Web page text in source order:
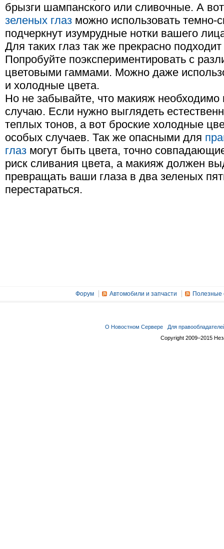
брызги шампанского или сливочные. А
зеленых глаз можно использовать темно-
подчеркнут изумрудные нотки вашего
Для таких глаз так же прекрасно
Попробуйте поэкспериментировать с
цветовыми гаммами. Можно даже
и холодные цвета.
Но не забывайте, что макияж необходимо
случаю. Если нужно выглядеть
теплых тонов, а вот броские холодные
особых случаев. Так же опасными для
глаз могут быть цвета, точно
риск сливания цвета, а макияж должен
превращать ваши глаза в два зеленых
перестараться.
Форум Автомобили и запчасти Полезные
О Новостном Сервере
Для
Copyright 2009–2015